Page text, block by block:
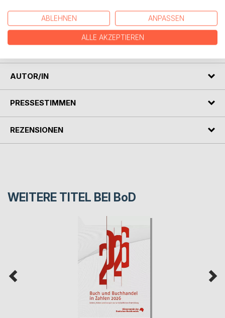
zwischenmenschlichen Kontakt. In Beruf und Alltag gibt
dieses einfach zu lesende Buch die entscheidenden Tipps.
Vom Kundenkontakt bis Restaurantbesuch, vom
Briefschreiben bis Handgeben.
AUTOR/IN
PRESSESTIMMEN
REZENSIONEN
WEITERE TITEL BEI BoD
ABLEHNEN ANPASSEN
ALLE AKZEPTIEREN